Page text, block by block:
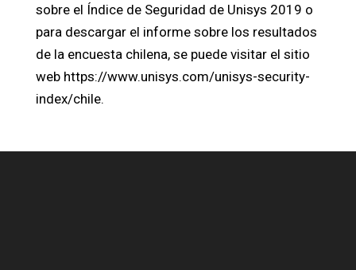
sobre el Índice de Seguridad de Unisys 2019 o
para descargar el informe sobre los resultados
de la encuesta chilena, se puede visitar el sitio
web https://www.unisys.com/unisys-security-
index/chile.